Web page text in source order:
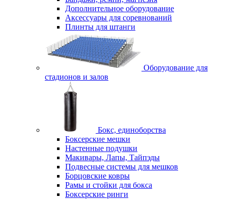
Дополнительное оборудование
Аксессуары для соревнований
Плинты для штанги
Оборудование для
стадионов и залов
Бокс, единоборства
Боксерские мешки
Настенные подушки
Макивары, Лапы, Тайпэды
Подвесные системы для мешков
Борцовские ковры
Рамы и стойки для бокса
Боксерские ринги